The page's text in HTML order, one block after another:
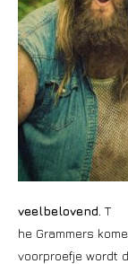
veelbelovend.T
he Grammers
voorproefje wordt